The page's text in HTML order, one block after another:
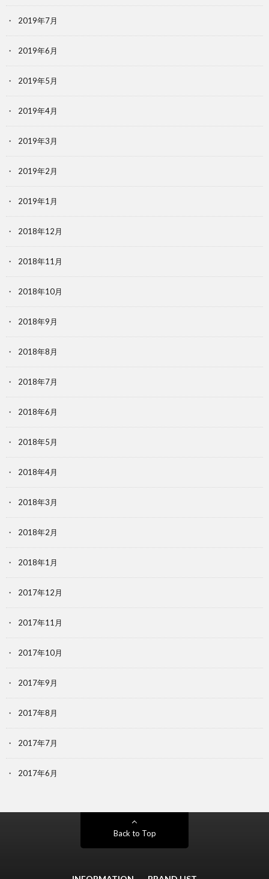
2019年7月
2019年6月
2019年5月
2019年4月
2019年3月
2019年2月
2019年1月
2018年12月
2018年11月
2018年10月
2018年9月
2018年8月
2018年7月
2018年6月
2018年5月
2018年4月
2018年3月
2018年2月
2018年1月
2017年12月
2017年11月
2017年10月
2017年9月
2017年8月
2017年7月
2017年6月
Back to Top